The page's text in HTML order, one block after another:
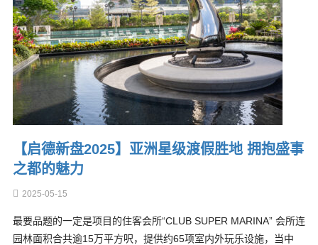
【启德新盘2025】亚洲星级渡假胜地 拥抱盛事
之都的魅力
2025-05-15
最要品题的一定是项目的住客会所“CLUB SUPER MARINA” 会所连
园林面积合共逾15万平方呎，提供约65项室内外玩乐设施，当中